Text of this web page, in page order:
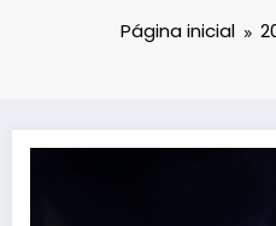
Página inicial